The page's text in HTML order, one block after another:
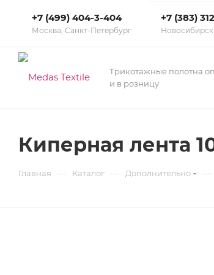
+7 (499) 404-3-404
Москва, Санкт-Петербург
+7 (383)
Новосибирск
Трикотажные полотна
и в розницу
Киперная лента
Главная — Каталог — Дополнительно —